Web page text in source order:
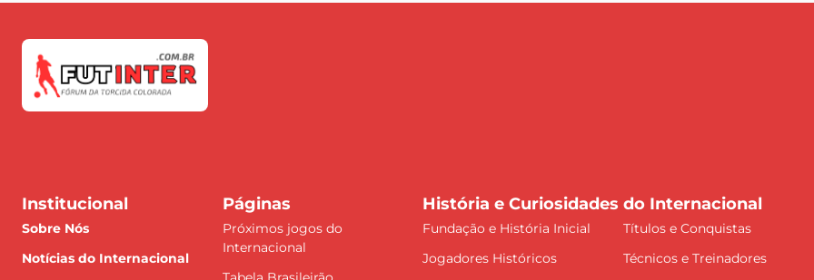
Institucional
Sobre Nós
Notícias do Internacional
Páginas
Próximos jogos do
Internacional
História e Curiosidades do Internacional
Fundação e História Inicial
Títulos e Conquistas
Jogadores Históricos
Técnicos e Treinadores